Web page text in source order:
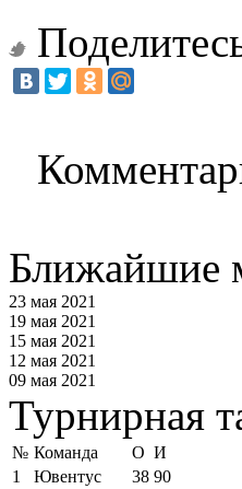
Ближайшие
23 мая 2021
19 мая 2021
15 мая 2021
12 мая 2021
09 мая 2021
Турнирная
№ Команда О И
1
Ювентус 38 90